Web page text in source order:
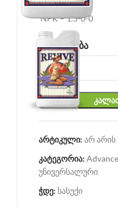
NPK – 1.5-0-0
ᲛᲝᲪᲣᲚᲝᲑᲐ
არტიკული: არ არის
კატეგორია:
უნივერსალური
ჭდე: სასუქი